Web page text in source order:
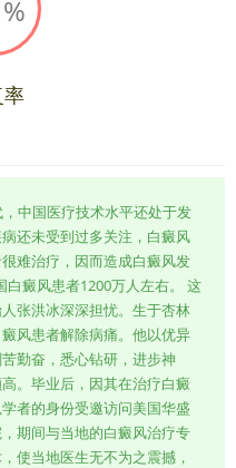
率
中国医疗技术水平还处于发
还未受到过多关注，白癜风
难治疗，因而造成白癜风发
癜风患者1200万人左右。 这
张洪冰深深担忧。生于杏林
风患者解除病痛。他以优异
勤奋，悉心钻研，进步神
。毕业后，因其在治疗白癜
者的身份受邀访问美国华盛
期间与当地的白癜风治疗专
使当地医生无不为之震撼，